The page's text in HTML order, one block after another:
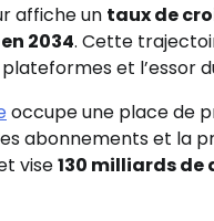
affiche un taux de
2034. Cette
et l’essor
occupe une place de
abonnements et la
vise130 milliards de